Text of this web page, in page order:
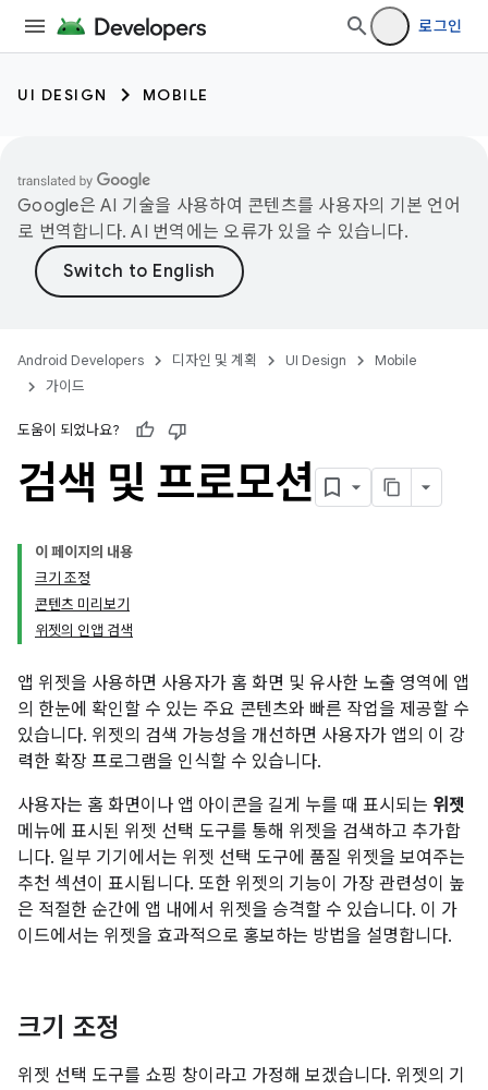
로그인
UI DESIGN MOBILE
Google은 AI 기술을 사용하여 콘텐츠를 사용자의 기본 언어
로 번역합니다. AI 번역에는 오류가 있을 수 있습니다.
Android Developers 디자인 및 계획 UI Design
Mobile
가이드
도움이 되었나요?
검색 및 프로모션
이 페이지의 내용
크기 조정
콘텐츠 미리보기
위젯의 인앱 검색
앱 위젯을 사용하면 사용자가 홈 화면 및 유사한 노출 영역에 앱
의 한눈에 확인할 수 있는 주요 콘텐츠와 빠른 작업을 제공할 수
있습니다. 위젯의 검색 가능성을 개선하면 사용자가 앱의 이 강
력한 확장 프로그램을 인식할 수 있습니다.
사용자는 홈 화면이나 앱 아이콘을 길게 누를 때 표시되는 위젯
메뉴에 표시된 위젯 선택 도구를 통해 위젯을 검색하고 추가합
니다. 일부 기기에서는 위젯 선택 도구에 품질 위젯을 보여주는
추천 섹션이 표시됩니다. 또한 위젯의 기능이 가장 관련성이 높
은 적절한 순간에 앱 내에서 위젯을 승격할 수 있습니다. 이 가
이드에서는 위젯을 효과적으로 홍보하는 방법을 설명합니다.
크기 조정
위젯 선택 도구를 쇼핑 창이라고 가정해 보겠습니다. 위젯의 기